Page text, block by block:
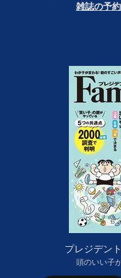
雑誌の予
プレジデン
頭のいい子